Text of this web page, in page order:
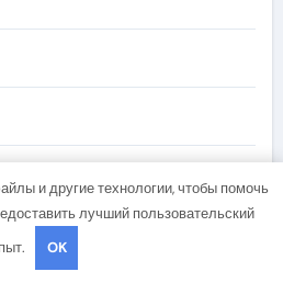
и другие технологии, чтобы помочь
лучший пользовательский
OK